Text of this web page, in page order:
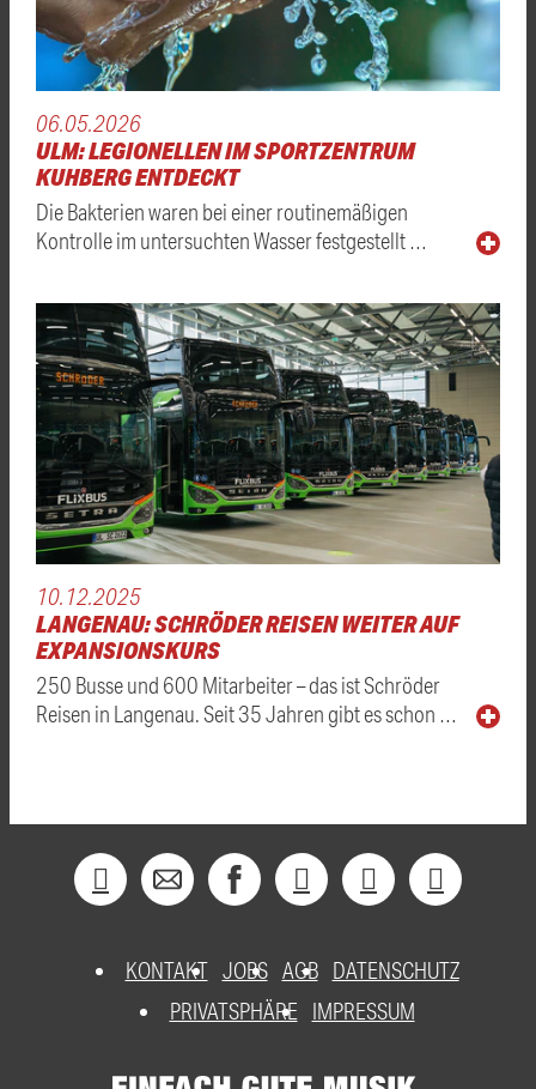
06.05.2026
ULM: LEGIONELLEN IM SPORTZENTRUM
KUHBERG ENTDECKT
Die Bakterien waren bei einer routinemäßigen
Kontrolle im untersuchten Wasser festgestellt …
10.12.2025
LANGENAU: SCHRÖDER REISEN WEITER AUF
EXPANSIONSKURS
250 Busse und 600 Mitarbeiter – das ist Schröder
Reisen in Langenau. Seit 35 Jahren gibt es schon …
KONTAKT JOBS AGB DATENSCHUTZ
PRIVATSPHÄRE
IMPRESSUM